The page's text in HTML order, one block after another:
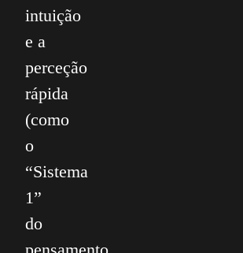
intuição
e a
perceção
rápida
(como
o
“Sistema
1”
do